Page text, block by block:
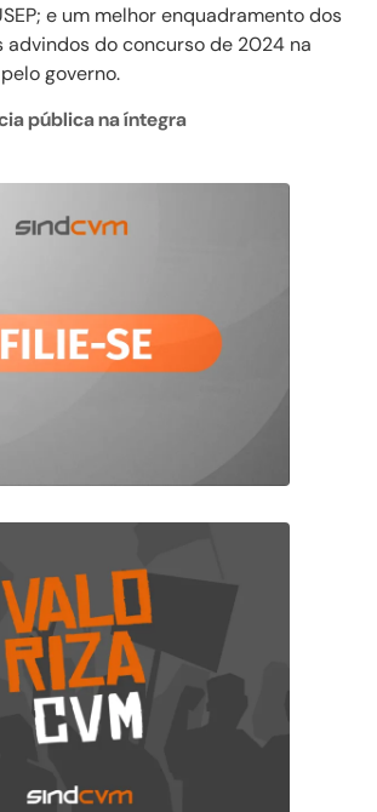
e um melhor enquadramento dos
advindos do concurso de 2024 na
governo.
pública na íntegra